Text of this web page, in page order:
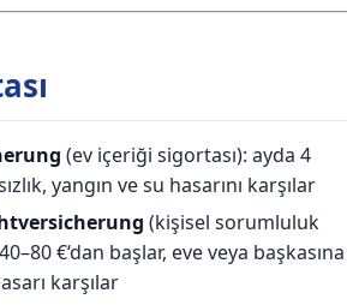
(ev içeriği sigortası): ayda 4
yangın ve su hasarını karşılar
(kişisel sorumluluk
€‘dan başlar, eve veya başkasına
karşılar